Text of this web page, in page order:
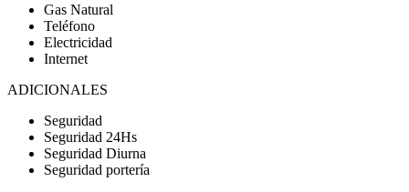
Gas Natural
Teléfono
Electricidad
Internet
ADICIONALES
Seguridad
Seguridad 24Hs
Seguridad Diurna
Seguridad portería